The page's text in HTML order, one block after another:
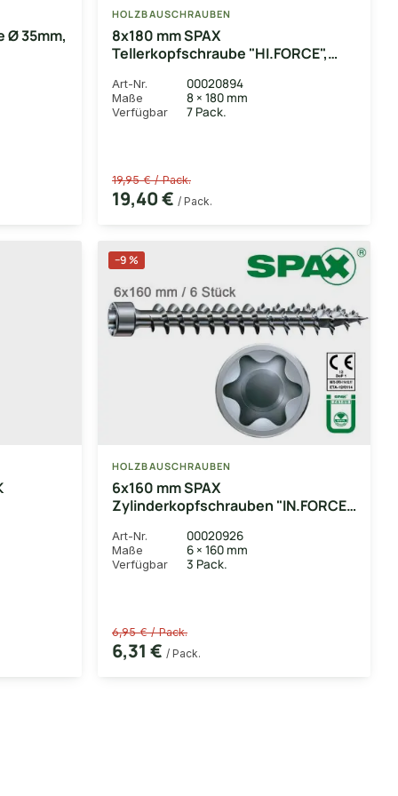
Ø 35mm,
HOLZBAUSCHRAUBEN
8x180 mm SPAX
Tellerkopfschraube "HI.FORCE",
mit Tellerkopf und Teilgewinde
Art-Nr. 00020894
Maße 8 × 180 mm
Verfügbar 7 Pack.
19,95 € / Pack.
19,40 € / Pack.
−9 %
HOLZBAUSCHRAUBEN
6x160 mm SPAX
Zylinderkopfschrauben "IN.FORCE",
Stk./VE Vollgewinde
Art-Nr. 00020926
Maße 6 × 160 mm
Verfügbar 3 Pack.
6,95 € / Pack.
6,31 € / Pack.